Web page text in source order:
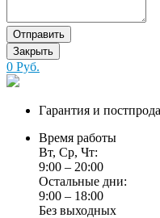
Отправить
Закрыть
0 Руб.
Гарантия и
Время работы
Вт, Ср, Чт:
9:00 – 20:00
Остальные дни:
9:00 – 18:00
Без выходных